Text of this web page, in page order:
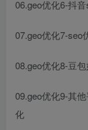
06.geo优化6-抖
07.geo优化7-seo
08.geo优化8-豆
09.geo优化9-其
化